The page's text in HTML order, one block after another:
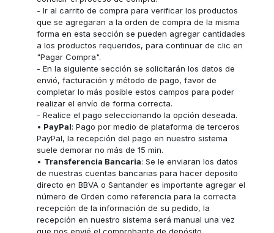
- Ir al carrito de compra para verificar los productos
que se agregaran a la orden de compra de la misma
forma en esta sección se pueden agregar cantidades
a los productos requeridos, para continuar de clic en
"Pagar Compra".
- En la siguiente sección se solicitarán los datos de
envió, facturación y método de pago, favor de
completar lo más posible estos campos para poder
realizar el envío de forma correcta.
- Realice el pago seleccionando la opción deseada.
• PayPal: Pago por medio de plataforma de terceros
PayPal, la recepción del pago en nuestro sistema
suele demorar no más de 15 min.
• Transferencia Bancaria: Se le enviaran los datos
de nuestras cuentas bancarias para hacer deposito
directo en BBVA o Santander es importante agregar el
número de Orden como referencia para la correcta
recepción de la información de su pedido, la
recepción en nuestro sistema será manual una vez